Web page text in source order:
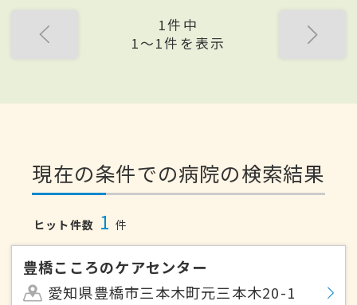
1件中
1〜1件を表示
現在の条件での病院の検索結果
ヒット件数 1 件
豊橋こころのケアセンター
愛知県豊橋市三本木町元三本木20-1